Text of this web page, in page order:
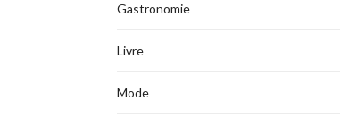
Gastronomie
Livre
Mode